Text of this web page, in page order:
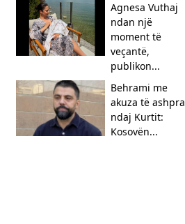
Agnesa Vuthaj
ndan një
moment të
veçantë,
publikon...
Behrami me
akuza të ashpra
ndaj Kurtit:
Kosovën...